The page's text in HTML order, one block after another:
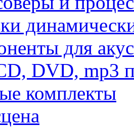
для
DVD, mp3
комплекты